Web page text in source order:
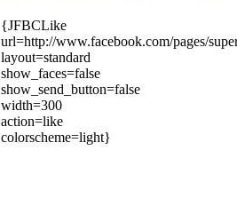
{JFBCLike
url=http://www.facebook.com/pages/
layout=standard
show_faces=false
show_send_button=false
width=300
action=like
colorscheme=light}